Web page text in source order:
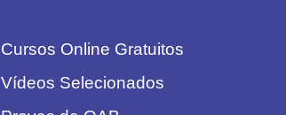
Cursos Online Gratuitos
Vídeos Selecionados